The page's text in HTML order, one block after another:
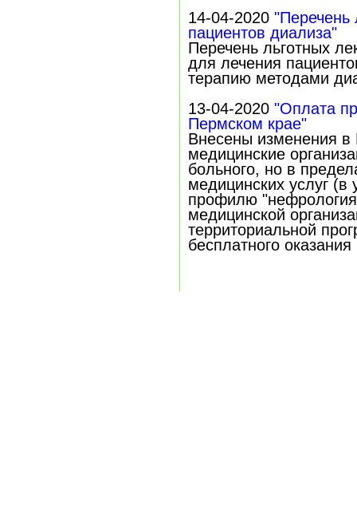
14-04-2020 "Перечень
пациентов диализа"
Перечень льготных
для лечения
терапию методами
13-04-2020 "Оплата
Пермском крае"
Внесены изменения в
медицинские
больного, но в
медицинских услуг (в
профилю
медицинской
территориальной
бесплатного